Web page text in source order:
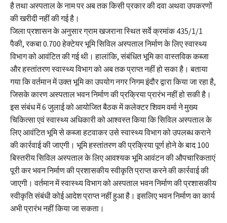
है तथा अस्पताल के नाम पर अब तक किसी प्रकार की दवा अथवा उपकरणों
की खरीदी नहीं की गई है।
जिला प्रशासन के अनुसार ग्राम खजराना स्थित सर्वे क्रमांक 435/1/1
पैकी, रकबा 0.700 हेक्टेयर भूमि सिविल अस्पताल निर्माण के लिए स्वास्थ्य
विभाग को आवंटित की गई थी। हालांकि, संबंधित भूमि का वास्तविक कब्जा
और हस्तांतरण स्वास्थ्य विभाग को अब तक प्राप्त नहीं हो सका है। बताया
गया कि वर्तमान में उक्त भूमि का उपयोग नगर निगम इंदौर द्वारा किया जा रहा है,
जिसके कारण अस्पताल भवन निर्माण की प्रक्रिया प्रारंभ नहीं हो सकी है।
इस संबंध में 6 जुलाई को आयोजित बैठक में कलेक्टर शिवम वर्मा ने मुख्य
चिकित्सा एवं स्वास्थ्य अधिकारी को आश्वस्त किया कि सिविल अस्पताल के
लिए आवंटित भूमि से कब्जा हटवाकर उसे स्वास्थ्य विभाग को उपलब्ध कराने
की कार्रवाई की जाएगी। भूमि हस्तांतरण की प्रक्रिया पूर्ण होने के बाद 100
बिस्तरीय सिविल अस्पताल के लिए आवश्यक भूमि आवंटन की औपचारिकताएं
पूरी कर भवन निर्माण की प्रशासकीय स्वीकृति प्राप्त करने की कार्रवाई की
जाएगी। वर्तमान में स्वास्थ्य विभाग को अस्पताल भवन निर्माण की प्रशासकीय
स्वीकृति संबंधी कोई आदेश प्राप्त नहीं हुआ है। इसलिए भवन निर्माण का कार्य
अभी प्रारंभ नहीं किया जा सकता।